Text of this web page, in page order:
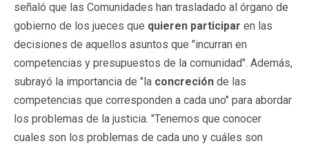
señaló que las Comunidades han trasladado al órgano de
gobierno de los jueces que quieren participar en las
decisiones de aquellos asuntos que "incurran en
competencias y presupuestos de la comunidad". Además,
subrayó la importancia de "la concreción de las
competencias que corresponden a cada uno" para abordar
los problemas de la justicia. "Tenemos que conocer
cuales son los problemas de cada uno y cuáles son